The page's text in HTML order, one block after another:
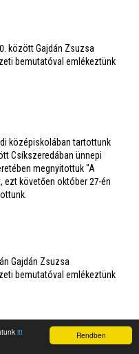
Rendben
itt
között Gajdán Zsuzsa
bemutatóval emlékeztünk
középiskolában tartottunk
Csíkszeredában ünnepi
megnyitottuk "A
követően október 27-én
Gajdán Zsuzsa
bemutatóval emlékeztünk